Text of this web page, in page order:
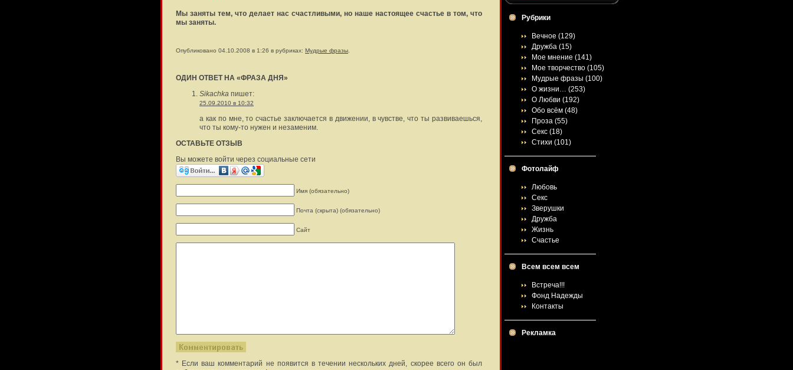
Мы заняты тем, что делает нас счастливыми, но наше настоящее счастье в том, что
мы заняты.
Опубликовано 04.10.2008 в 1:26 в рубриках: Мудрые фразы
ОДИН ОТВЕТ НА «ФРАЗА ДНЯ»
Sikachka пишет:
25.09.2010 в 10:32
а как по мне, то счастье заключается в движении, в чувстве, что ты развиваешься,
что ты кому-то нужен и незаменим.
ОСТАВЬТЕ ОТЗЫВ
Вы можете войти через социальные сети
Имя (обязательно)
Почта (скрыта) (обязательно)
Сайт
* Если ваш комментарий не появится в течении нескольких дней, скорее всего он был
Рубрики
Вечное (129)
Дружба (15)
Мое мнение (141)
Мое творчество (105)
Мудрые фразы (100)
О жизни… (253)
О Любви (192)
Обо всём (48)
Проза (55)
Секс (18)
Стихи (101)
Фотолайф
Любовь
Секс
Зверушки
Дружба
Жизнь
Счастье
Всем всем всем
Встреча!!!
Фонд Надежды
Контакты
Рекламка